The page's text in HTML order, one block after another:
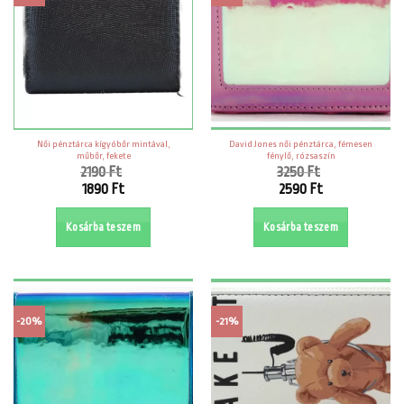
Női pénztárca kígyóbőr mintával,
műbőr, fekete
2190Ft
Original
2190 Ft.
1890 Ft
Current
price
is:
1890 Ft.
Kosárba teszem
David Jones női pénztárca, fémesen
fénylő, rózsaszín
3250Ft
Original
3250 Ft.
2590 Ft
Current
price
is:
2590 Ft.
Kosárba teszem
-20% -21%